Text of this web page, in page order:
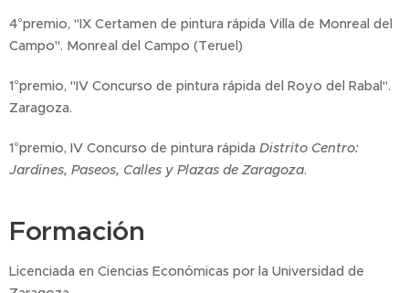
4°premio, "IX Certamen de pintura rápida Villa de Monreal del
Campo". Monreal del Campo (Teruel)
1°premio, "IV Concurso de pintura rápida del Royo del Rabal".
Zaragoza.
1°premio, IV Concurso de pintura rápida Distrito Centro:
Jardines, Paseos, Calles y Plazas de Zaragoza.
Formación
Licenciada en Ciencias Económicas por la Universidad de